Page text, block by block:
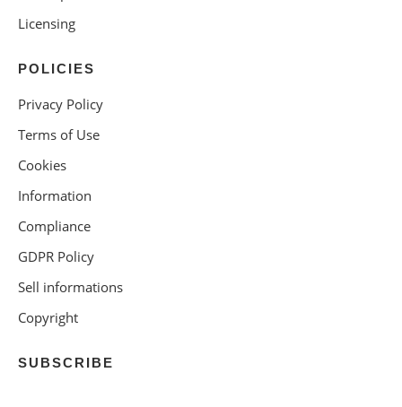
Licensing
POLICIES
Privacy Policy
Terms of Use
Cookies
Information
Compliance
GDPR Policy
Sell informations
Copyright
SUBSCRIBE